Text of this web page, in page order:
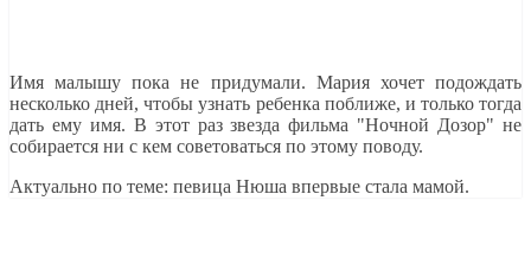
Имя малышу пока не придумали. Мария хочет подождать
несколько дней, чтобы узнать ребенка поближе, и только тогда
дать ему имя. В этот раз звезда фильма "Ночной Дозор" не
собирается ни с кем советоваться по этому поводу.
Актуально по теме: певица Нюша впервые стала мамой.